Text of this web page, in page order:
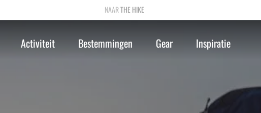
THE HIKE
Activiteit Bestemmingen Gear Inspiratie